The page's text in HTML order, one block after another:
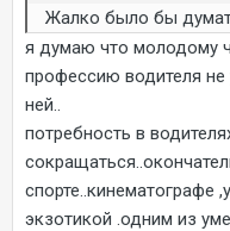
Жалко было бы
я думаю что молодому
профессию водителя не
ней..
потребность в
спорте..кинематографе
экзотикой .одним из